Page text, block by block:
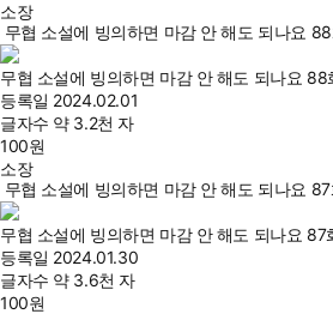
소장
무협 소설에 빙의하면 마감 안 해도 되나요
무협 소설에 빙의하면 마감 안 해도 되나요 88
등록일 2024.02.01
글자수 약 3.2천 자
100원
소장
무협 소설에 빙의하면 마감 안 해도 되나요 87
무협 소설에 빙의하면 마감 안 해도 되나요 87
등록일 2024.01.30
글자수 약 3.6천 자
100원